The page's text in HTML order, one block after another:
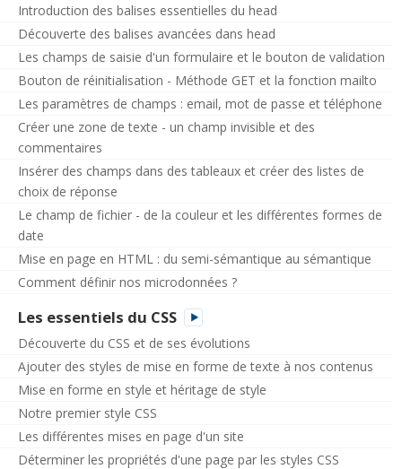
Introduction des balises essentielles du head
Découverte des balises avancées dans head
Les champs de saisie d'un formulaire et le bouton de validation
Bouton de réinitialisation - Méthode GET et la fonction mailto
Les paramètres de champs : email, mot de passe et téléphone
Créer une zone de texte - un champ invisible et des
commentaires
Insérer des champs dans des tableaux et créer des listes de
choix de réponse
Le champ de fichier - de la couleur et les différentes formes de
date
Mise en page en HTML : du semi-sémantique au sémantique
Comment définir nos microdonnées ?
Les essentiels du CSS
Découverte du CSS et de ses évolutions
Ajouter des styles de mise en forme de texte à nos contenus
Mise en forme en style et héritage de style
Notre premier style CSS
Les différentes mises en page d'un site
Déterminer les propriétés d'une page par les styles CSS